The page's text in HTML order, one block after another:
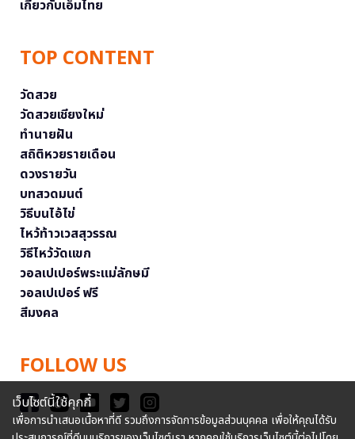
เกี่ยวกับเอ็มไทย
TOP CONTENT
วัดสวย
วัดสวยเชียงใหม่
ทำนายฝัน
สถิติหวยรายเดือน
ดวงรายวัน
บทสวดมนต์
วิธีบนไอ้ไข่
ไหว้ท้าวเวสสุวรรณ
วิธีไหว้วัดแขก
วอลเปเปอร์พระแม่ลักษมี
วอลเปเปอร์ ฟรี
สีมงคล
FOLLOW US
เว็บไซต์นี้ใช้คุกกี้
เพื่อการนำเสนอเนื้อหาที่ดี รวมถึงการจัดการข้อมูลส่วนบุคคล เพื่อให้คุณได้รับ